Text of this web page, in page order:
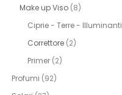
Make up Viso (8)
Ciprie - Terre - Illuminanti
Correttore (2)
Primer (2)
Profumi (92)